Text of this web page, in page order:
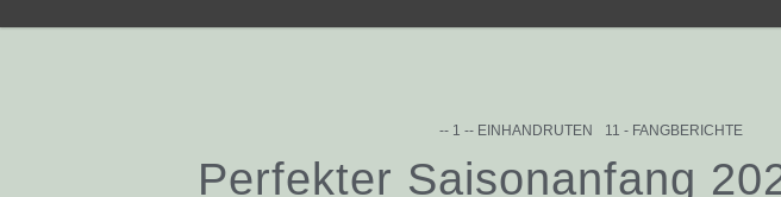
-- 1 -- EINHANDRUTEN 11 - FANGBERICHTE
Perfekter Saisonanfang